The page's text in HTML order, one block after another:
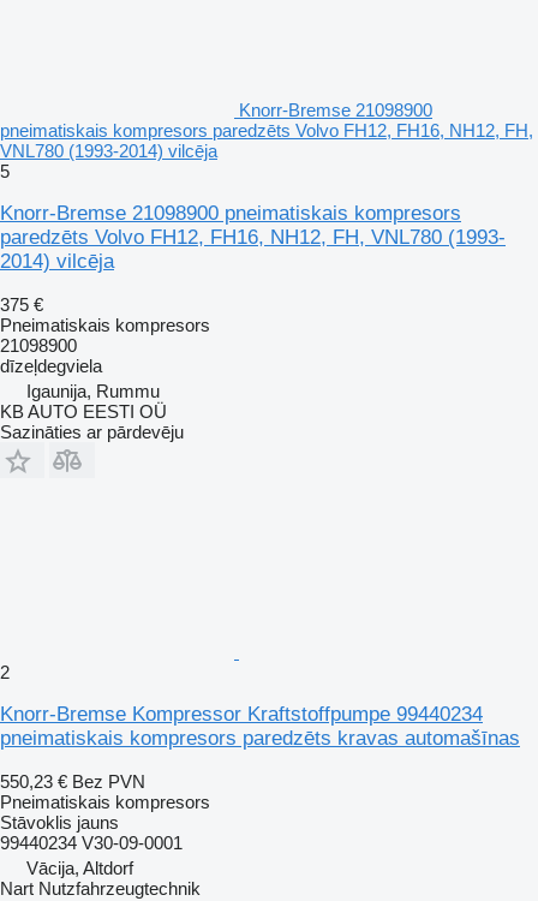
Knorr-Bremse 21098900
pneimatiskais kompresors paredzēts Volvo FH12, FH16, NH12, FH,
VNL780 (1993-2014) vilcēja
5
Knorr-Bremse 21098900 pneimatiskais kompresors
paredzēts Volvo FH12, FH16, NH12, FH, VNL780 (1993-
2014) vilcēja
375 €
Pneimatiskais kompresors
21098900
dīzeļdegviela
Igaunija, Rummu
KB AUTO EESTI OÜ
Sazināties ar pārdevēju
2
Knorr-Bremse Kompressor Kraftstoffpumpe 99440234
pneimatiskais kompresors paredzēts kravas automašīnas
550,23 € Bez PVN
Pneimatiskais kompresors
Stāvoklis jauns
99440234 V30-09-0001
Vācija, Altdorf
Nart Nutzfahrzeugtechnik